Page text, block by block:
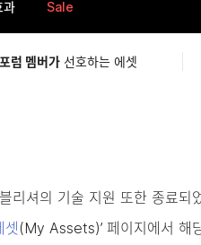
과 Sale
럼 멤버가 선호하는 에셋
리셔의 기술 지원 또한 종료되
셋 (My Assets)’ 페이지에서 해